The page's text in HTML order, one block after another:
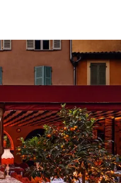
projecten: dit zijn